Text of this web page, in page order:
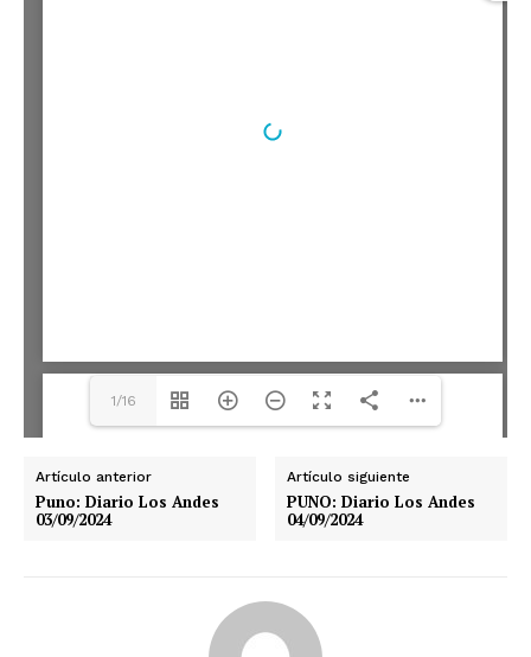
1/16
Artículo anterior
Puno: Diario Los Andes
03/09/2024
Artículo siguiente
PUNO: Diario Los Andes
04/09/2024